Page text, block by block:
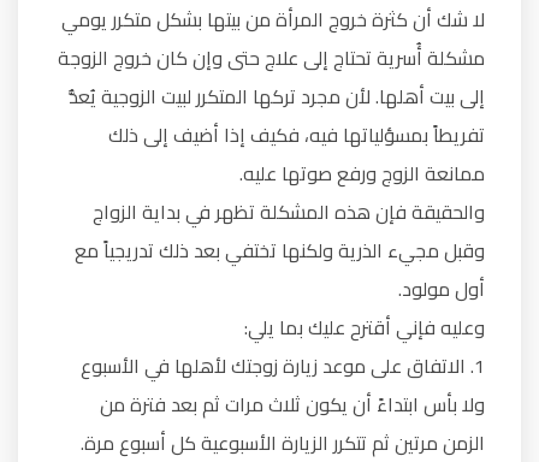
لا شك أن كثرة خروج المرأة من بيتها بشكل متكرر يومي
مشكلة أُسرية تحتاج إلى علاج حتى وإن كان خروج الزوجة
إلى بيت أهلها. لأن مجرد تركها المتكرر لبيت الزوجية يُعدُّ
تفريطاً بمسؤلياتها فيه، فكيف إذا أضيف إلى ذلك
ممانعة الزوج ورفع صوتها عليه.
والحقيقة فإن هذه المشكلة تظهر في بداية الزواج
وقبل مجيء الذرية ولكنها تختفي بعد ذلك تدريجياً مع
أول مولود.
وعليه فإني أقترح عليك بما يلي:
1. الاتفاق على موعد زيارة زوجتك لأهلها في الأسبوع
ولا بأس ابتداءً أن يكون ثلاث مرات ثم بعد فترة من
الزمن مرتين ثم تتكرر الزيارة الأسبوعية كل أسبوع مرة.